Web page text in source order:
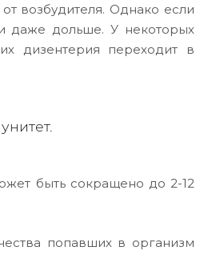
возбудителя. Однако если
даже дольше. У некоторых
дизентерия переходит в
быть сокращено до 2-12
попавших в организм